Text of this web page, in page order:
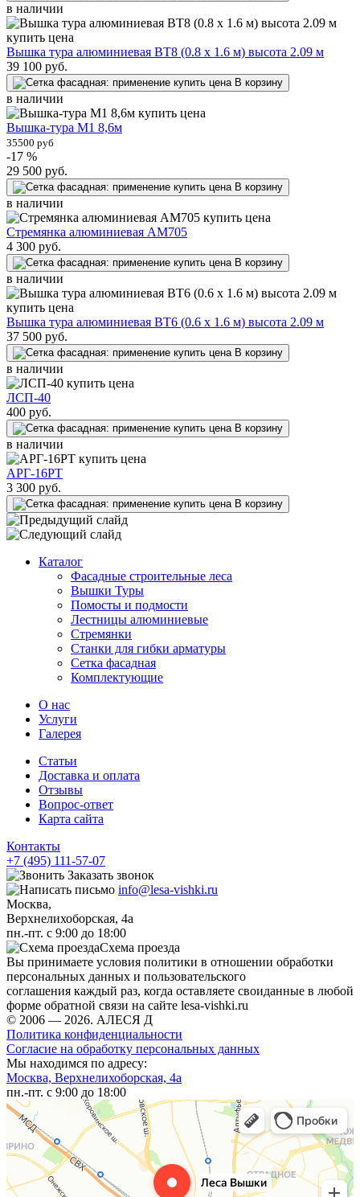
в наличии
Вышка тура алюминиевая ВТ8 (0.8 х 1.6 м) высота 2.09 м
39 100 руб.
В корзину
в наличии
Вышка-тура М1 8,6м
35500 руб
-17 %
29 500 руб.
В корзину
в наличии
Стремянка алюминиевая AM705
4 300 руб.
В корзину
в наличии
Вышка тура алюминиевая ВТ6 (0.6 х 1.6 м) высота 2.09 м
37 500 руб.
В корзину
в наличии
ЛСП-40
400 руб.
В корзину
в наличии
АРГ-16РТ
3 300 руб.
В корзину
Каталог
Фасадные строительные леса
Вышки Туры
Помосты и подмости
Лестницы алюминиевые
Стремянки
Cтанки для гибки арматуры
Сетка фасадная
Комплектующие
О нас
Услуги
Галерея
Статьи
Доставка и оплата
Отзывы
Вопрос-ответ
Карта сайта
Контакты
+7 (495) 111-57-07
Заказать звонок
info@lesa-vishki.ru
Москва,
Верхнелихоборская, 4а
пн.-пт. с 9:00 до 18:00
Схема проезда
Вы принимаете условия политики в отношении обработки
персональных данных и пользовательского
соглашения каждый раз, когда оставляете своиданные в любой
форме обратной связи на сайте lesa-vishki.ru
© 2006 — 2026. АЛЕСЯ Д
Политика конфиденциальности
Согласие на обработку персональных данных
Мы находимся по адресу:
Москва, Верхнелихоборская, 4а
пн.-пт. с 9:00 до 18:00